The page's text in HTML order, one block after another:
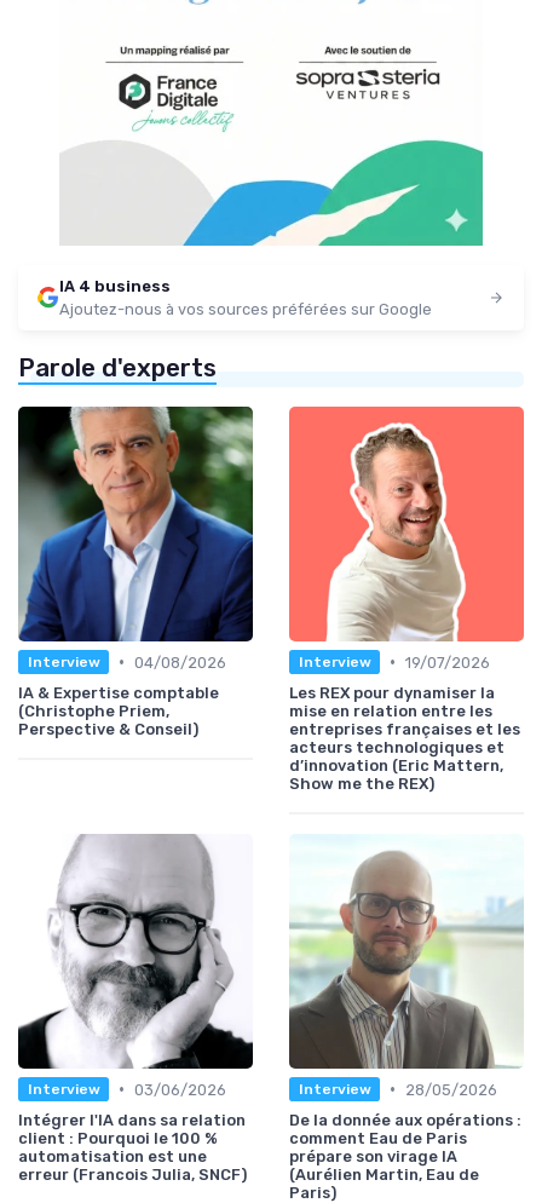
IA 4 business
Ajoutez-nous à vos sources préférées sur Google
Parole d'experts
Interview • 04/08/2026
IA & Expertise comptable
(Christophe Priem,
Perspective & Conseil)
Interview • 19/07/2026
Les REX pour dynamiser la
mise en relation entre les
entreprises françaises et les
acteurs technologiques et
d’innovation (Eric Mattern,
Show me the REX)
Interview • 03/06/2026
Intégrer l'IA dans sa relation
client : Pourquoi le 100 %
automatisation est une
erreur (Francois Julia, SNCF)
Interview •
28/05/2026
De la donnée aux opérations :
comment Eau de Paris
prépare son virage IA
(Aurélien Martin, Eau de
Paris)